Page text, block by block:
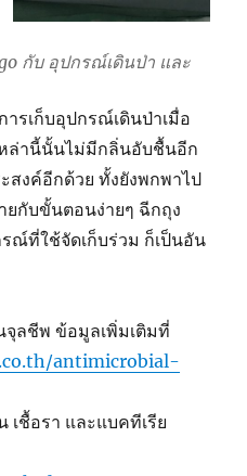
กับ อุปกรณ์เดินป่า และ
รเก็บอุปกรณ์เดินป่าเมื่อ
ล่านี้นั้นไม่มีกลิ่นอับชื้นอีก
สงค์อีกด้วย ทั้งยังพกพาไป
ยกับขั้นตอนง่ายๆ ฉีกถุง
ณ์ที่ใช้จัดเก็บร่วม ก็เป็นอัน
ลชีพ ข้อมูลเพิ่มเติมที่
antimicrobial-
ชื้อรา และแบคทีเรีย